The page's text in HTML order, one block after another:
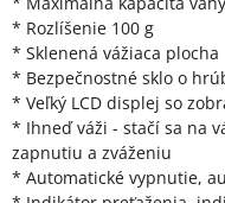
* Rozlíšenie 100 g
* Sklenená vážiaca plocha
* Bezpečnostné sklo o
* Veľký LCD displej so
* Ihneď váži - stačí sa na
zapnutiu a zváženiu
* Automatické vypnutie,